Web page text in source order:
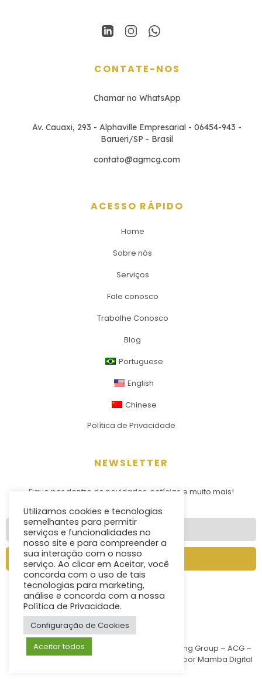
CONTATE-NOS
Chamar no WhatsApp
Av. Cauaxi, 293 - Alphaville Empresarial - 06454-943 -
Barueri/SP - Brasil
contato@agmcg.com
ACESSO RÁPIDO
Home
Sobre nós
Serviços
Fale conosco
Trabalhe Conosco
Blog
Portuguese
English
Chinese
Política de Privacidade
NEWSLETTER
Fique por dentro de novidades, notícias e muito mais!
Enviar
Copyright © 1991 – 2021 – Assistencial Consulting Group – ACG –
Todos os Direitos Reservados | Desenvolvido porMamba Digital
Utilizamos cookies e tecnologias
semelhantes para permitir
serviços e funcionalidades no
nosso site e para compreender a
sua interação com o nosso
serviço. Ao clicar em Aceitar, você
concorda com o uso de tais
tecnologias para marketing,
análise e concorda com a nossa
Política de Privacidade.
Configuração de Cookies
Aceitar todos